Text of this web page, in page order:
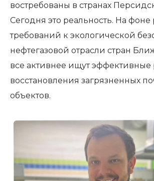
востребованы в странах
Сегодня это реальность. На фоне
требований к экологической
нефтегазовой отрасли стран
все активнее ищут
восстановления загрязненных
объектов.